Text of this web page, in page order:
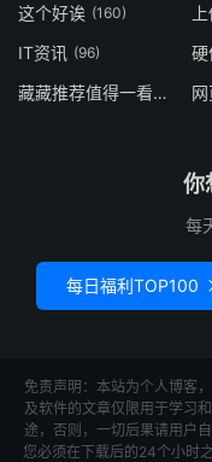
这个好诶 (160)
IT资讯 (96) 硬
藏藏推荐值得一看
你
每
每日福利TOP100
免责声明：本站为个人博客
及软件的文章仅限用于学习
途，否则，一切后果请用户
您必须在下载后的24个小时